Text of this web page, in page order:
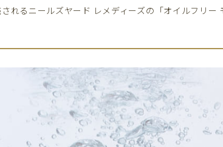
れるニールズヤード レメディーズの「オイルフリー